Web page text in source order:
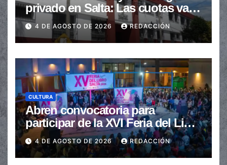
privado en Salta: Las cuotas van
de $110.000 a más de $600.000
4 DE AGOSTO DE 2026 REDACCIÓN
CULTURA
Abren convocatoria para
participar de la XVI Feria del Libro
de Salta
4 DE AGOSTO DE 2026 REDACCIÓN